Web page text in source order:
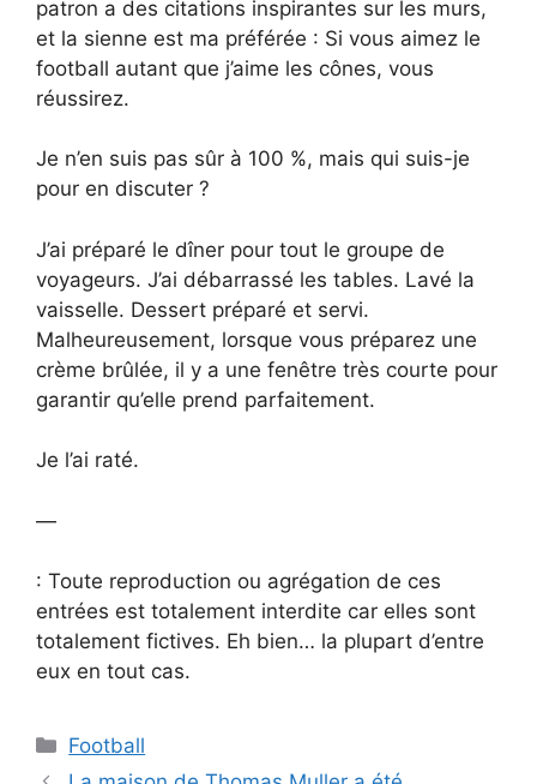
patron a des citations inspirantes sur les murs,
et la sienne est ma préférée : Si vous aimez le
football autant que j’aime les cônes, vous
réussirez.
Je n’en suis pas sûr à 100 %, mais qui suis-je
pour en discuter ?
J’ai préparé le dîner pour tout le groupe de
voyageurs. J’ai débarrassé les tables. Lavé la
vaisselle. Dessert préparé et servi.
Malheureusement, lorsque vous préparez une
crème brûlée, il y a une fenêtre très courte pour
garantir qu’elle prend parfaitement.
Je l’ai raté.
—
: Toute reproduction ou agrégation de ces
entrées est totalement interdite car elles sont
totalement fictives. Eh bien… la plupart d’entre
eux en tout cas.
Catégories
Football